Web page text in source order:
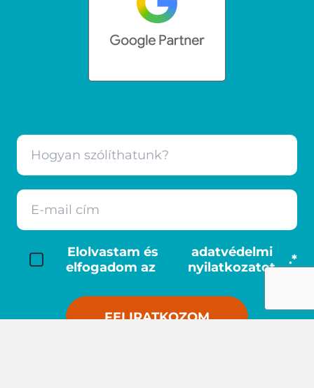
Elolvastam és
elfogadom az
adatvédelmi
nyilatkozatot
.*